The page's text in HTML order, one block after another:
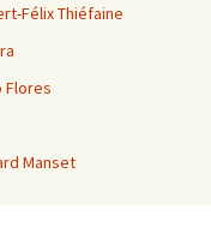
Félix Thiéfaine
Flores
Manset